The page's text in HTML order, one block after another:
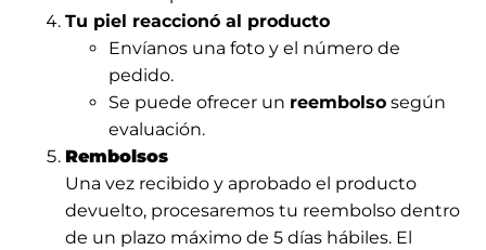
Tu piel reaccionó al producto
Envíanos una foto y el número de
pedido.
Se puede ofrecer un reembolso según
evaluación.
Rembolsos
Una vez recibido y aprobado el producto
devuelto, procesaremos tu reembolso dentro
de un plazo máximo de 5 días hábiles. El